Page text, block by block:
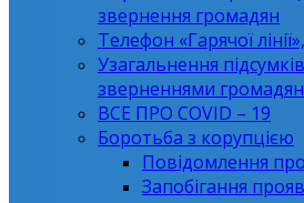
звернення громадян
Телефон «Гарячої
Узагальнення
зверненнями громадян
ВСЕ ПРО СОVID – 19
Боротьба з корупцією
Повідомлення
Запобігання